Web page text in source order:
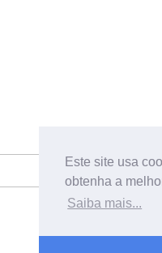
Este site usa
obtenha a
Saiba mais...